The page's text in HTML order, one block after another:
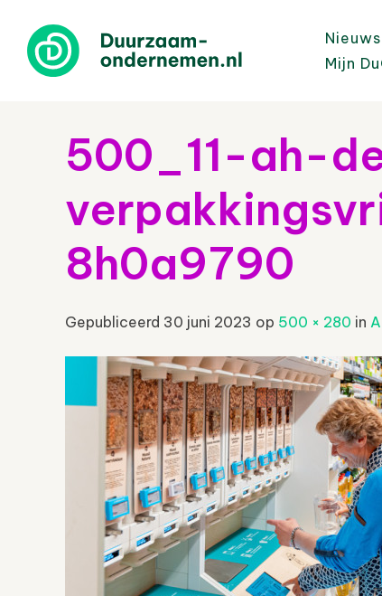
Nieuws
Mijn
500_11-ah-
8h0a9790
Gepubliceerd 30 juni 2023 op 500 × 280 in